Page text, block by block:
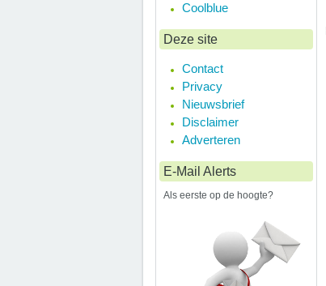
Coolblue
Deze site
Contact
Privacy
Nieuwsbrief
Disclaimer
Adverteren
E-Mail Alerts
Als eerste op de hoogte?